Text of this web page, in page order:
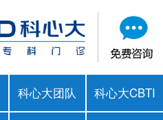
科心大团队 科心大CBTI